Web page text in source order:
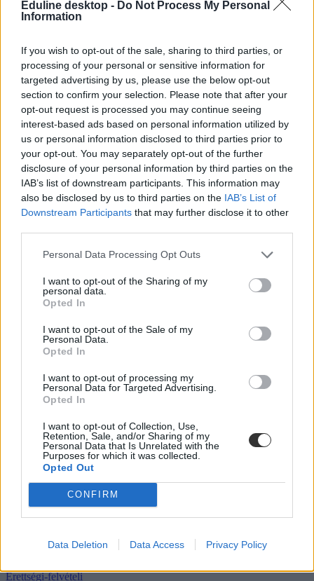
Eduline desktop - Do Not Process My Personal
Information
If you wish to opt-out of the sale, sharing to third parties, or
processing of your personal or sensitive information for
targeted advertising by us, please use the below opt-out
section to confirm your selection. Please note that after your
opt-out request is processed you may continue seeing
interest-based ads based on personal information utilized by
us or personal information disclosed to third parties prior to
your opt-out. You may separately opt-out of the further
disclosure of your personal information by third parties on the
IAB’s list of downstream participants. This information may
also be disclosed by us to third parties on the IAB’s List of
Downstream Participants that may further disclose it to other
Personal Data Processing Opt Outs
I want to opt-out of the Sharing of my
personal data.
Opted In
I want to opt-out of the Sale of my
Personal Data.
Opted In
I want to opt-out of processing my
Personal Data for Targeted Advertising.
Opted In
I want to opt-out of Collection, Use,
Retention, Sale, and/or Sharing of my
Personal Data that Is Unrelated with the
Purposes for which it was collected.
Opted Out
CONFIRM
Data Deletion Data Access Privacy Policy
Balog: várhatóan 40 ezren tanulhatnak ingyen az
egyetemeken
Legalább 40 ezren tanulhatnak állami ösztöndíjjal jövőre a
felsőoktatásban - erre számít Balog Zoltán, az emberi...
Érettségi-felvételi
Eduline
Rábólintott a parlament a keretszámok eltörlésére
A felsőoktatási alapképzésben eltörlik a keretszámokat, a
mesterképzésben viszont részben megmarad a...
Orbán: "nyugi", karácsonyra véget érnek a
„Érthető, hogy a tiltakozó diákok azt mondják, ezek a nagyfejűek
meg húzzanak el. De nyugi!
Felsőoktatás
Ilyen lesz az Orbán-féle felsőoktatás: kézi vezérlés és
pénzhiány
módosító javaslat teremti meg az alapját a "keretszámok nélküli"
létszámszabályozással. Megpróbáltunk választ adni a legfontosabb
Érettségi-felvételi